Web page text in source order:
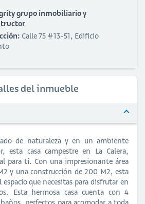
grupo inmobiliario y
Calle 75 #13-51, Edificio
del inmueble
de naturaleza y en un ambiente
esta casa campestre en La Calera,
para ti. Con una impresionante área
y una construcción de 200 M2, esta
que necesitas para disfrutar en
Esta hermosa casa cuenta con 4